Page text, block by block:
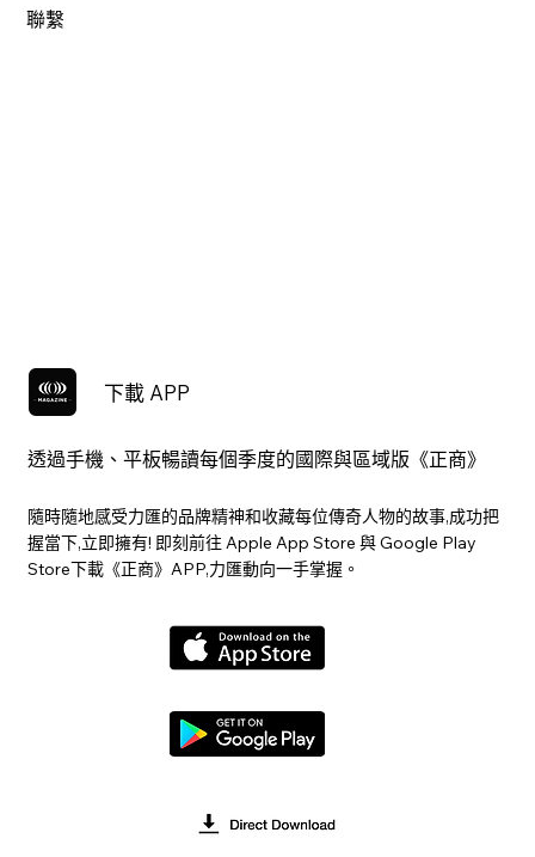
聯繫
下載 APP
透過手機、平板暢讀每個季度的國際與區域版《正商》
隨時隨地感受力匯的品牌精神和收藏每位傳奇人物的故事,成功把
握當下,立即擁有! 即刻前往 Apple App Store 與 Google Play
Store下載《正商》APP,力匯動向一手掌握。